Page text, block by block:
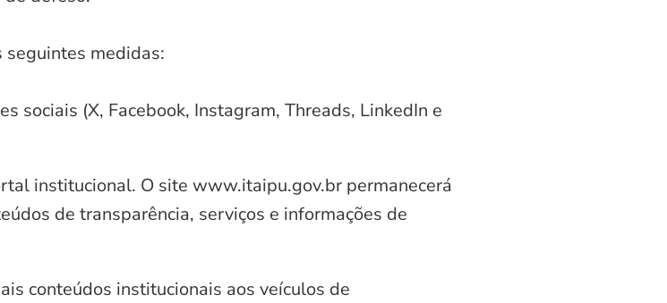
seguintes medidas:
sociais (X, Facebook, Instagram, Threads, LinkedIn e
institucional. O site www.itaipu.gov.br permanecerá
de transparência, serviços e informações de
conteúdos institucionais aos veículos de